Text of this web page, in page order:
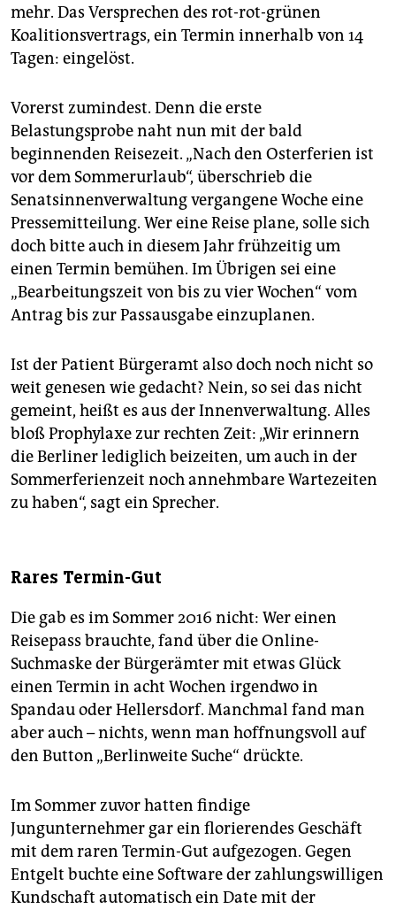
mehr. Das Versprechen des rot-rot-grünen
Koalitionsvertrags, ein Termin innerhalb von 14
Tagen: eingelöst.
Vorerst zumindest. Denn die erste
Belastungsprobe naht nun mit der bald
beginnenden Reisezeit. „Nach den Osterferien ist
vor dem Sommerurlaub“, überschrieb die
Senatsinnenverwaltung vergangene Woche eine
Pressemitteilung. Wer eine Reise plane, solle sich
doch bitte auch in diesem Jahr frühzeitig um
einen Termin bemühen. Im Übrigen sei eine
„Bearbeitungszeit von bis zu vier Wochen“ vom
Antrag bis zur Passausgabe einzuplanen.
Ist der Patient Bürgeramt also doch noch nicht so
weit genesen wie gedacht? Nein, so sei das nicht
gemeint, heißt es aus der Innenverwaltung. Alles
bloß Prophylaxe zur rechten Zeit: „Wir erinnern
die Berliner lediglich beizeiten, um auch in der
Sommerferienzeit noch annehmbare Wartezeiten
zu haben“, sagt ein Sprecher.
Rares Termin-Gut
Die gab es im Sommer 2016 nicht: Wer einen
Reisepass brauchte, fand über die Online-
Suchmaske der Bürgerämter mit etwas Glück
einen Termin in acht Wochen irgendwo in
Spandau oder Hellersdorf. Manchmal fand man
aber auch – nichts, wenn man hoffnungsvoll auf
den Button „Berlinweite Suche“ drückte.
Im Sommer zuvor hatten findige
Jungunternehmer gar ein florierendes Geschäft
mit dem raren Termin-Gut aufgezogen. Gegen
Entgelt buchte eine Software der zahlungswilligen
Kundschaft automatisch ein Date mit der